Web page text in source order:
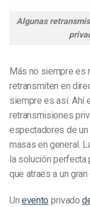
Algunas
Más no siempre es
retransmiten en
siempre es así. Ahí
retransmisiones
espectadores de un
masas en general.
la solución perfecta
que atraes a un
Unevento privado